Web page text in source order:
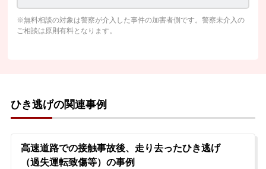
※無料相談の対象は警察が介入した事件の加害者側です。警察未介入の
ご相談は原則有料となります。
ひき逃げの関連事例
高速道路での接触事故後、走り去ったひき逃げ
（過失運転致傷等）の事例